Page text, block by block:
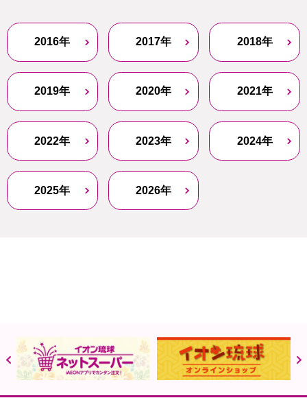
2016年 2017年 2018年
2019年 2020年 2021年
2022年 2023年 2024年
2025年 2026年